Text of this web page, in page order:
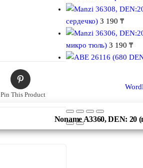
Pin This Product
сердечко) 3 190 ₸
микро тюль) 3 190 ₸
Noname A3360, DEN: 20